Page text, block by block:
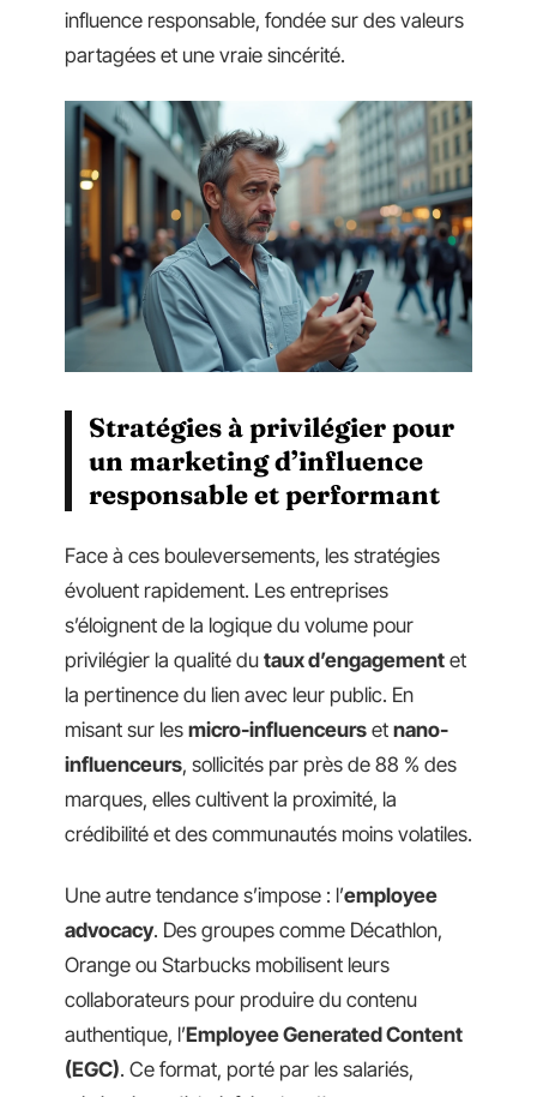
influence responsable, fondée sur des valeurs
partagées et une vraie sincérité.
Stratégies à privilégier pour
un marketing d’influence
responsable et performant
Face à ces bouleversements, les stratégies
évoluent rapidement. Les entreprises
s’éloignent de la logique du volume pour
privilégier la qualité du taux d’engagement et
la pertinence du lien avec leur public. En
misant sur les micro-influenceurs et nano-
influenceurs, sollicités par près de 88 % des
marques, elles cultivent la proximité, la
crédibilité et des communautés moins volatiles.
Une autre tendance s’impose : l’employee
advocacy. Des groupes comme Décathlon,
Orange ou Starbucks mobilisent leurs
collaborateurs pour produire du contenu
authentique, l’Employee Generated Content
(EGC). Ce format, porté par les salariés,